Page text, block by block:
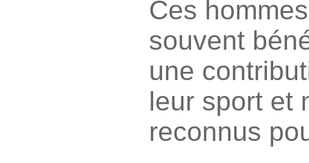
Ces
souvent
une
leur sport et
reconnus